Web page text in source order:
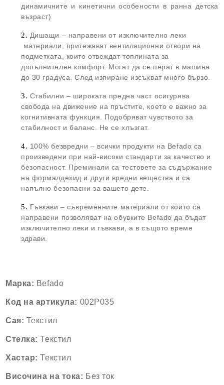
динамичните и кинетични особености в ранна детска
възраст)​
Дишащи – направени от изключително леки
материали, притежават вентилационни отвори на
подметката, които отвеждат топлината за
допълнителен комфорт. Могат да се перат в машина
до 30 градуса. След изпиране изсъхват много бързо.
Стабилни – широката предна част осигурява
свобода на движение на пръстите, което е важно за
когнитивната функция. Подобряват чувството за
стабилност и баланс. Не се хлъзгат.
100% безвредни – всички продукти на Befado са
произведени при най-високи стандарти за качество и
безопасност. Преминали са тестовете за съдържание
на формалдехид и други вредни вещества и са
напълно безопасни за вашето дете.
Гъвкави – съвременните материали от които са
направени позволяват на обувките Befado да бъдат
изключително леки и гъвкави, а в същото време
здрави.
Марка: Befado
Код на артикула: 002P035
Сая: Текстил
Стелка: Текстил
Хастар: Текстил
Височина на тока: Без ток